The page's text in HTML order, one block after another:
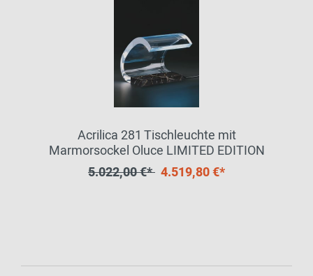
Acrilica 281 Tischleuchte mit
Marmorsockel Oluce LIMITED EDITION
5.022,00 €* 4.519,80 €*